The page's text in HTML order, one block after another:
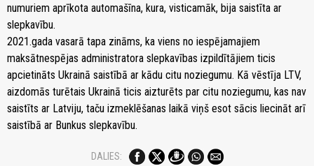
numuriem aprīkota automašīna, kura, visticamāk, bija saistīta ar
slepkavību.
2021.gada vasarā tapa zināms, ka viens no iespējamajiem
maksātnespējas administratora slepkavības izpildītājiem ticis
apcietināts Ukrainā saistībā ar kādu citu noziegumu. Kā vēstīja LTV,
aizdomās turētais Ukrainā ticis aizturēts par citu noziegumu, kas nav
saistīts ar Latviju, taču izmeklēšanas laikā viņš esot sācis liecināt arī
saistībā ar Bunkus slepkavību.
DALIES: